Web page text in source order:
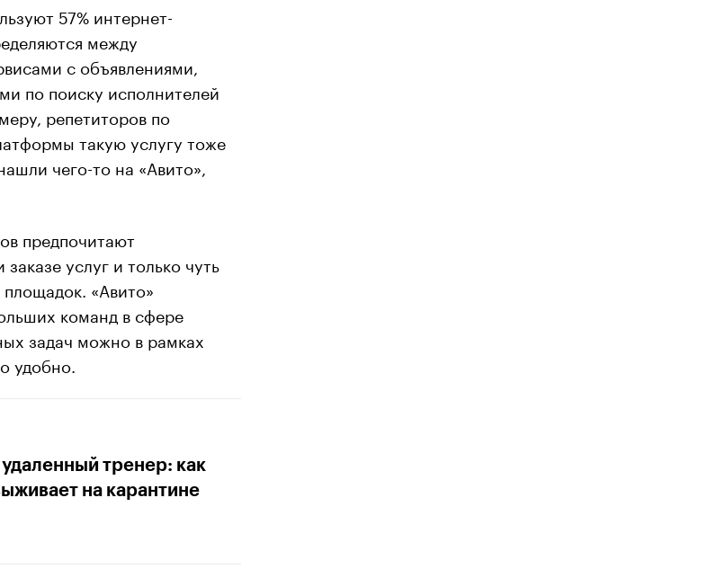
57% интернет-
между
с объявлениями,
по поиску исполнителей
репетиторов по
такую услугу тоже
чего-то на «Авито»,
предпочитают
услуг и только чуть
«Авито»
команд в сфере
задач можно в рамках
удобно.
тренер: как
на карантине